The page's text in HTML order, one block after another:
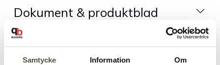
Samtycke Information Om
Dokument & produktblad